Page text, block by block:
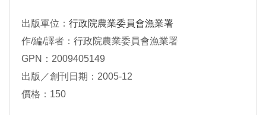
出版單位： 行政院農業委員會漁業署
作/編/譯者：行政院農業委員會漁業署
GPN：2009405149
出版／創刊日期：2005-12
價格：150